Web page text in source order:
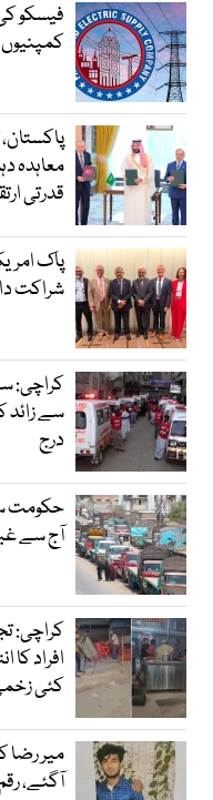
کمپنیوں
معاہدہ
قدرتی
پاک
شراکت
درج
حکومت
آج سے
کراچی:
افراد
کئی
میر رضا
آگئے،